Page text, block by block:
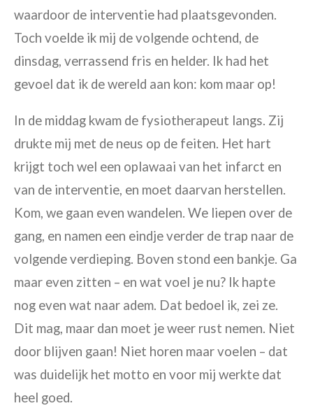
waardoor de interventie had plaatsgevonden.
Toch voelde ik mij de volgende ochtend, de
dinsdag, verrassend fris en helder. Ik had het
gevoel dat ik de wereld aan kon: kom maar op!
In de middag kwam de fysiotherapeut langs. Zij
drukte mij met de neus op de feiten. Het hart
krijgt toch wel een oplawaai van het infarct en
van de interventie, en moet daarvan herstellen.
Kom, we gaan even wandelen. We liepen over de
gang, en namen een eindje verder de trap naar de
volgende verdieping. Boven stond een bankje. Ga
maar even zitten – en wat voel je nu? Ik hapte
nog even wat naar adem. Dat bedoel ik, zei ze.
Dit mag, maar dan moet je weer rust nemen. Niet
door blijven gaan! Niet horen maar voelen – dat
was duidelijk het motto en voor mij werkte dat
heel goed.